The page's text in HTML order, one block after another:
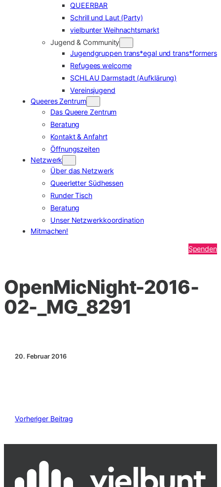
QUEERBAR
Schrill und Laut (Party)
vielbunter Weihnachtsmarkt
Jugend & Community
Jugendgruppen trans*egal und trans*formers
Refugees welcome
SCHLAU Darmstadt (Aufklärung)
Vereinsjugend
Queeres Zentrum
Das Queere Zentrum
Beratung
Kontakt & Anfahrt
Öffnungszeiten
Netzwerk
Über das Netzwerk
Queerletter Südhessen
Runder Tisch
Beratung
Unser Netzwerkkoordination
Mitmachen!
Spenden
OpenMicNight-2016-
02-_MG_8291
20. Februar 2016
Vorheriger Beitrag